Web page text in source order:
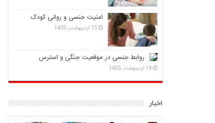
امنیت جنسی و روانی کودک
15 اردیبهشت, 1405
روابط جنسی در موقعیت جنگی و استرس
14 اردیبهشت, 1405
اخبار